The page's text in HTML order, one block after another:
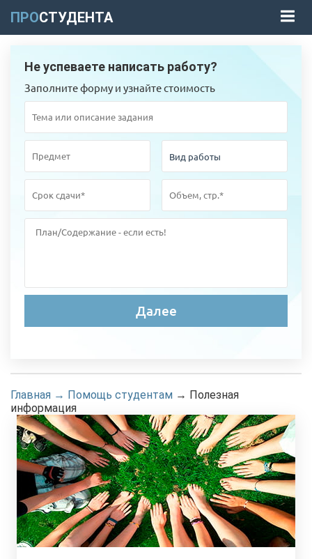
ПРОСТУДЕНТА
Не успеваете написать работу?
Заполните форму и узнайте стоимость
Главная → Помощь студентам → Полезная
информация